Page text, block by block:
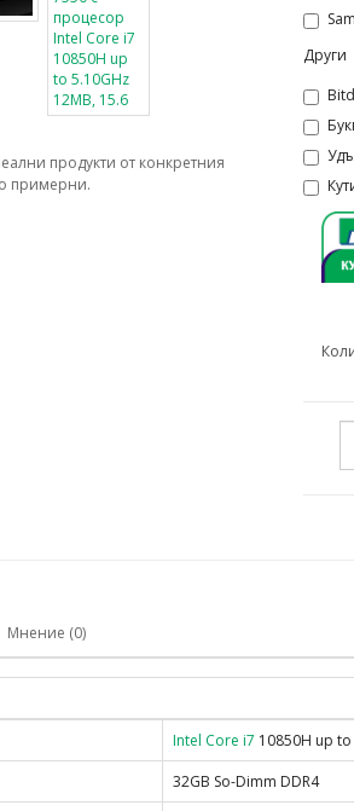
продукти от конкретния
примерни.
Други
Мнение (0)
Intel Core i7 10850H up to
32GB So-Dimm DDR4